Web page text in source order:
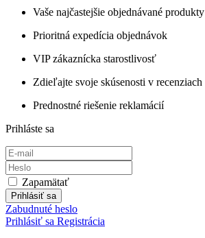
Vaše najčastejšie objednávané produkty
Prioritná expedícia objednávok
VIP zákaznícka starostlivosť
Zdieľajte svoje skúsenosti v recenziach
Prednostné riešenie reklamácií
Prihláste sa
Zapamätať
Prihlásiť sa
Zabudnuté heslo
Prihlásiť sa Registrácia